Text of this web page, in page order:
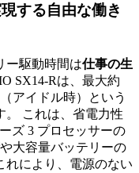
する自由な働き
ー駆動時間は仕事の生
SX14-Rは、最大約
アイドル時）という
。 これは、省電力性
ズ 3 プロセッサーの
や大容量バッテリーの
れにより、電源のない